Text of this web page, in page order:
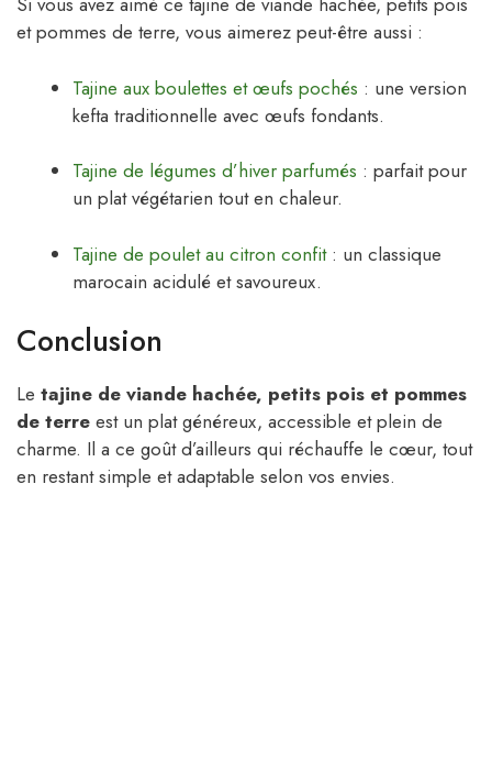
et pommes de terre, vous aimerez peut-être aussi :
Tajine aux boulettes et œufs pochés : une version
kefta traditionnelle avec œufs fondants.
Tajine de légumes d’hiver parfumés : parfait pour
un plat végétarien tout en chaleur.
Tajine de poulet au citron confit: un classique
marocain acidulé et savoureux.
Conclusion
Le tajine de viande hachée, petits pois et pommes
de terre est un plat généreux, accessible et plein de
charme. Il a ce goût d’ailleurs qui réchauffe le cœur, tout
en restant simple et adaptable selon vos envies.